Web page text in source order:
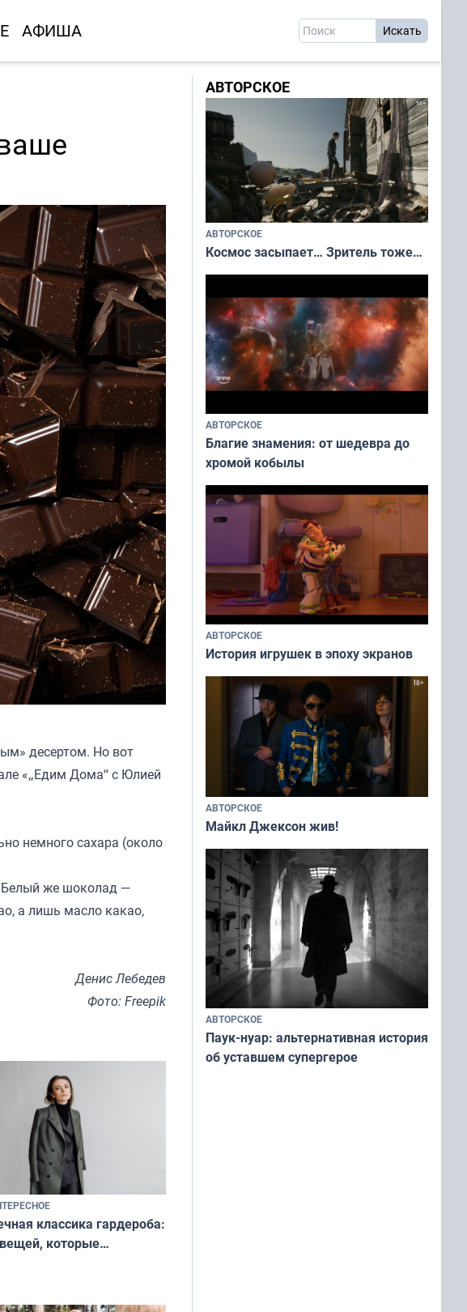
АФИША
десертом. Но вот
«„Едим Дома“ с Юлией
немного сахара (около
Белый же шоколад —
а лишь масло какао,
Денис Лебедев
Фото: Freepik
классика гардероба:
которые
в любой сезон
АВТОРСКОЕ
АВТОРСКОЕ
Космос засыпает… Зритель тоже…
АВТОРСКОЕ
Благие знамения: от шедевра до
хромой кобылы
АВТОРСКОЕ
История игрушек в эпоху экранов
АВТОРСКОЕ
Майкл Джексон жив!
АВТОРСКОЕ
Паук-нуар: альтернативная история
об уставшем супергерое